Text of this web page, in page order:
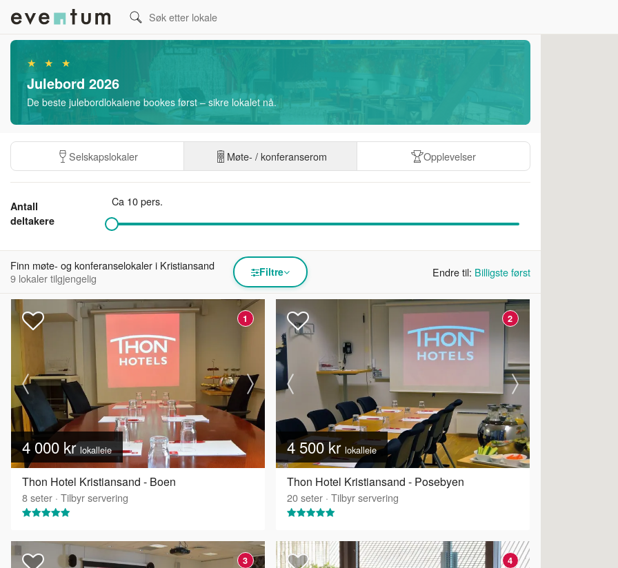
★ ★ ★
Julebord 2026
De beste julebordlokalene bookes først – sikre lokalet nå.
Selskapslokaler Møte- / konferanserom Opplevelser
Antall
deltakere
Ca 10 pers.
Finn møte- og konferanselokaler i Kristiansand
9 lokaler tilgjengelig
Filtre Endre til: Billigste først
1
4 000 krlokalleie
Thon Hotel Kristiansand - Boen
8seter · Tilbyr servering
2
4 500 kr lokalleie
Thon Hotel Kristiansand - Posebyen
20seter · Tilbyr servering
3 4